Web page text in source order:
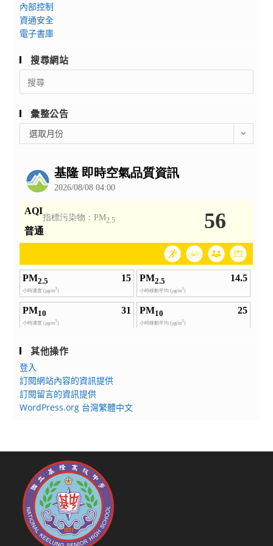
內部控制
資通安全
電子書庫
搜尋網站
Search
for:
彙整公告
整
選取月份
其他操作
登入
訂閱網站內容的資訊提供
訂閱留言的資訊提供
WordPress.org 台灣繁體中文